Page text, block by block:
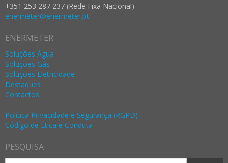
+351 253 287 237 (Rede Fixa Nacional)
enermeter@enermeter.pt
ENERMETER
Soluções Água
Soluções Gás
Soluções Eletricidade
Destaques
Contactos
Política Privacidade e Segurança (RGPD)
Código de Ética e Conduta
PESQUISA